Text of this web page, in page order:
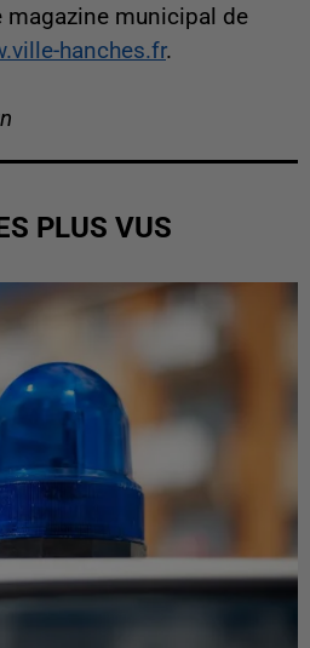
magazine municipal de
hanches.fr.
PLUS VUS